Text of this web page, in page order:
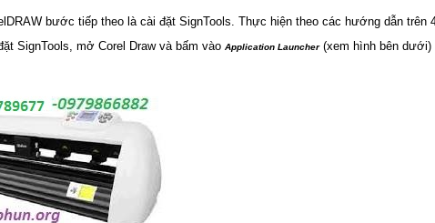
bước tiếp theo là cài đặt SignTools. Thực hiện theo các hướng dẫn trên
SignTools, mở Corel Draw và bấm vào Application Launcher(xem hình bên dưới)